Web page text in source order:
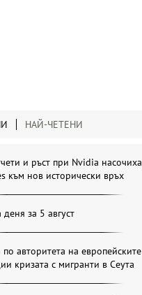
НАЙ-ЧЕТЕНИ
и ръст при Nvidia насочиха
към нов исторически връх
за 5 август
авторитета на европейските
кризата с мигранти в Сеута